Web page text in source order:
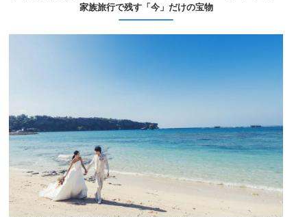
家族旅行で残す「今」だけの宝物